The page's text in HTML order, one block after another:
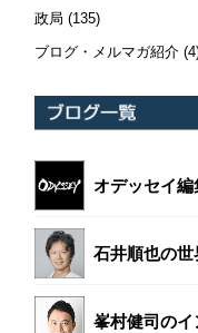
政局 (135)
ブログ・メルマガ紹介
オデッセイ編
石井順也の
峯村健司の